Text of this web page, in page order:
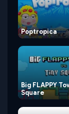
Poptropica
Big FLAPPY
Square